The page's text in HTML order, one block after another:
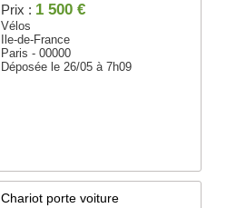
Prix : 1 500 €
Vélos
Ile-de-France
Paris - 00000
Déposée le 26/05 à 7h09
Chariot porte voiture